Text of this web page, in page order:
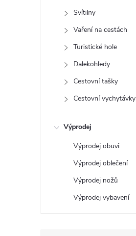
Svítilny
Vaření na cestách
Turistické hole
Dalekohledy
Cestovní tašky
Cestovní vychytávky
Výprodej
Výprodej obuvi
Výprodej oblečení
Výprodej nožů
Výprodej vybavení